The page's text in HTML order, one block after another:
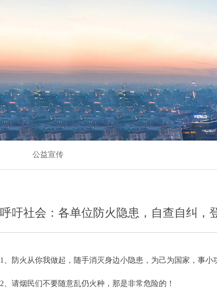
呼吁社会：各单位防火隐患，自查自纠，
1、防火从你我做起，随手消灭身边小隐患，为己为国家，事小
2、请烟民们不要随意乱仍火种，那是非常危险的！
公益宣传